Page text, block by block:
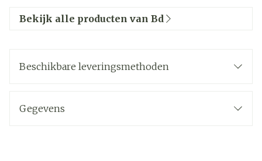
Bekijk alle producten van Bd
Beschikbare leveringsmethoden
Gegevens